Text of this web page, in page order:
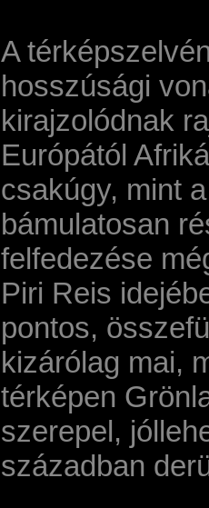
A
hosszúsági
kirajzolódnak
Európától
csakúgy, mint
bámulatosan
felfedezése
Piri Reis
pontos,
kizárólag mai,
térképen
szerepel,
században